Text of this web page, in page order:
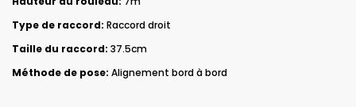
Type de raccord: Raccord droit
Taille du raccord: 37.5cm
Méthode de pose: Alignement bord à bord